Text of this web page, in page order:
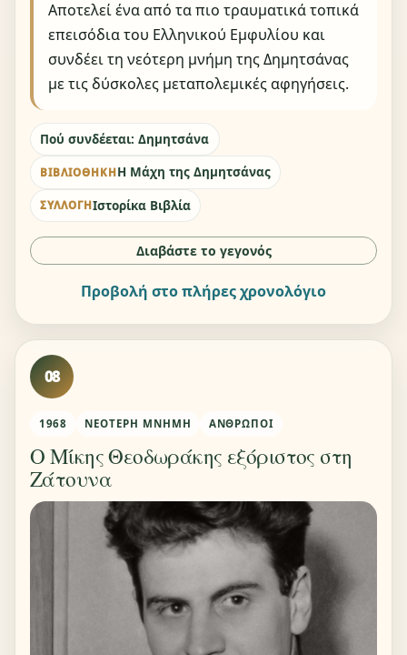
Αποτελεί ένα από τα πιο τραυματικά τοπικά
επεισόδια του Ελληνικού Εμφυλίου και
συνδέει τη νεότερη μνήμη της Δημητσάνας
με τις δύσκολες μεταπολεμικές αφηγήσεις.
Πού συνδέεται: Δημητσάνα
ΒΙΒΛΙΟΘΉΚΗ Η Μάχη της Δημητσάνας
ΣΥΛΛΟΓΉΙστορίκα Βιβλία
Διαβάστε το γεγονός
Προβολή στο πλήρες χρονολόγιο
08
1968 ΝΕΌΤΕΡΗ ΜΝΉΜΗ ΆΝΘΡΩΠΟΙ
Ο Μίκης Θεοδωράκης εξόριστος στη
Ζάτουνα